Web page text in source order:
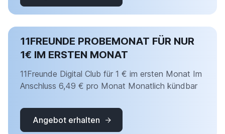
11FREUNDE PROBEMONAT FÜR NUR
1€ IM ERSTEN MONAT
11Freunde Digital Club für 1 € im ersten Monat Im
Anschluss 6,49 € pro Monat Monatlich kündbar
Angebot erhalten